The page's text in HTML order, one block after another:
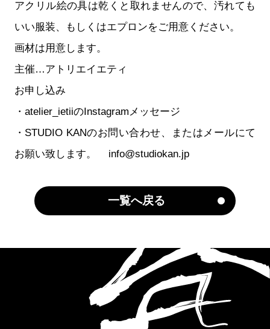
アクリル絵の具は乾くと取れませんので、汚れても
いい服装、もしくはエプロンをご用意ください。
画材は用意します。
主催…アトリエイエティ
お申し込み
・atelier_ietiiのInstagramメッセージ
・STUDIO KANのお問い合わせ、またはメールにて
お願い致します。 info@studiokan.jp
一覧へ戻る